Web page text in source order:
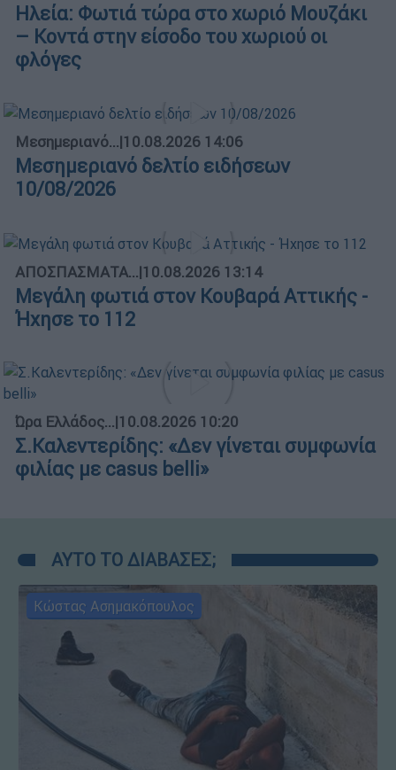
Ηλεία: Φωτιά τώρα στο χωριό Μουζάκι
– Κοντά στην είσοδο του χωριού οι
φλόγες
Μεσημεριανό...|10.08.2026 14:06
Μεσημεριανό δελτίο ειδήσεων
10/08/2026
ΑΠΟΣΠΑΣΜΑΤΑ...|10.08.2026 13:14
Μεγάλη φωτιά στον Κουβαρά Αττικής -
Ήχησε το 112
Ώρα Ελλάδος...|10.08.2026 10:20
Σ.Καλεντερίδης: «Δεν γίνεται συμφωνία
φιλίας με casus belli»
ΑΥΤΟ ΤΟ ΔΙΑΒΑΣΕΣ;
Κώστας Ασημακόπουλος